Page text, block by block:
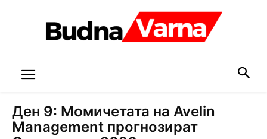
Ден 9: Момичетата на Avelin
Management прогнозират